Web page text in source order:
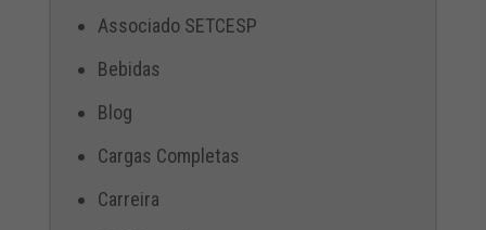
Associado SETCESP
Bebidas
Blog
Cargas Completas
Carreira